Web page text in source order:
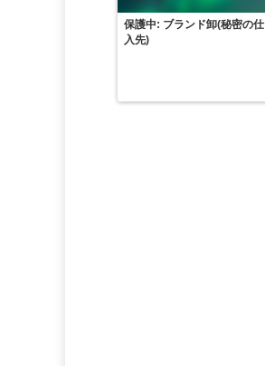
保護中: ブランド卸(秘密の仕
入先)